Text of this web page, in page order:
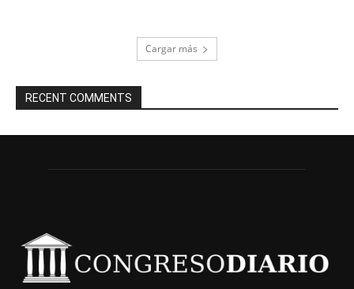
Cargar más
RECENT COMMENTS